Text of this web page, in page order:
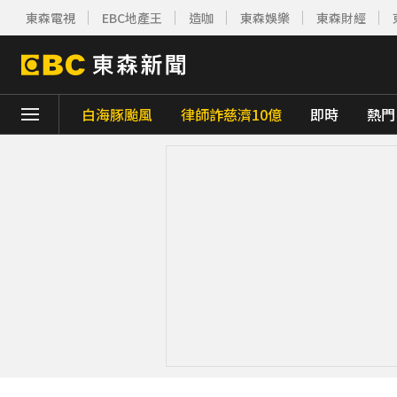
東森電視 EBC地產王 造咖 東森娛樂 東森財經
白海豚颱風 律師詐慈濟10億 即時 熱門